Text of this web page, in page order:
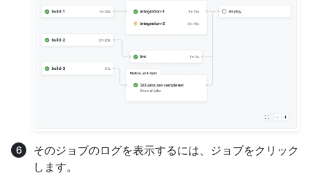
そのジョブのログを表示するには、ジョブをクリック
します。